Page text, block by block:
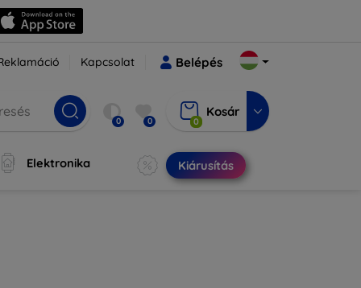
Kapcsolat Belépés
0 0 0
Kosár
Elektronika Kiárusítás